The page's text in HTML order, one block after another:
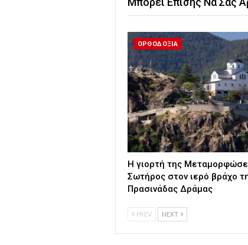
ΟΡΘΟΔΟΞΙΑ
Η γιορτή της
Σωτήρος στον ιερό βράχο
Πρασινάδας Δράμας
PREV NEXT